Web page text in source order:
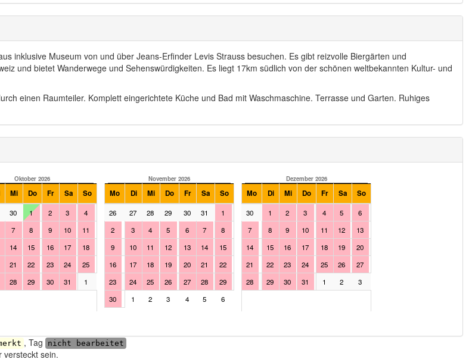
inklusive Museum von und über Jeans-Erfinder Levis Strauss besuchen. Es gibt reizvolle Biergärten und
und bietet Wanderwege und Sehenswürdigkeiten. Es liegt 17km südlich von der schönen weltbekannten Kultur- und
einen Raumteiler. Komplett eingerichtete Küche und Bad mit Waschmaschine. Terrasse und Garten. Ruhiges
Oktober 2026
Mi Do Fr Sa So
30 1 2 3
4
7 8 9 10
11
14 15 16 17
18
21 22 23 24
25
28 29 30 31 1
November 2026
Mo Di Mi Do Fr Sa So
26 27 28 29 30 31
1
2
3 4 5 6 7
8
9
10 11 12 13 14
15
16
17 18 19 20 21
22
23
24 25 26 27 28
29
30
1 2 3 4 5 6
Dezember 2026
Mo Di Mi Do Fr Sa So
30 1 2 3 4 5
6
7
8 9 10 11 12
13
14
15 16 17 18 19
20
21
22 23 24 25 26
27
28
29 30 31 1 2 3
, Tag nicht bearbeitet
versteckt sein.